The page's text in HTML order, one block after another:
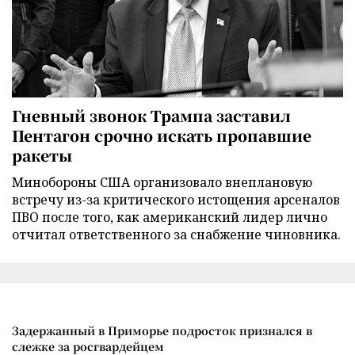
Гневный звонок Трампа заставил
Пентагон срочно искать пропавшие
ракеты
Минобороны США организовало внеплановую
встречу из-за критического истощения арсеналов
ПВО после того, как американский лидер лично
отчитал ответственного за снабжение чиновника.
Задержанный в Приморье подросток признался в
слежке за росгвардейцем